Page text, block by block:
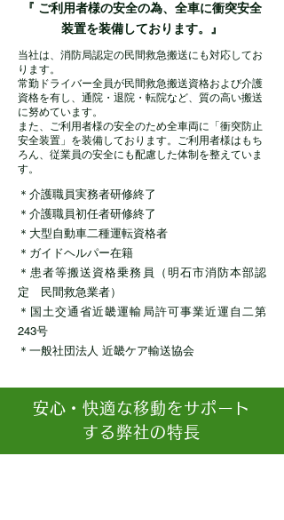
『 ご利用者様の安全の為、全車に衝突安全
装置を装備しております。』
当社は、消防局認定の民間救急搬送にも対応してお
ります。
常勤ドライバー全員が民間救急搬送資格および介護
資格を有し、通院・退院・転院など、質の高い搬送
に努めています。
また、ご利用者様の安全のため全車両に「衝突防止
安全装置」を装備しております。ご利用者様はもち
ろん、従業員の安全にも配慮した体制を整えていま
す。
＊介護職員実務者研修終了
＊介護職員初任者研修終了
＊大型自動車二種運転資格者
＊ガイドヘルパー在籍
＊患者等搬送資格乗務員（明石市消防本部認
定 民間救急業者）
＊国土交通省近畿運輸局許可事業近運自二第
243号
＊一般社団法人 近畿ケア輸送協会
安心・快適な移動をサポート
する弊社の特長